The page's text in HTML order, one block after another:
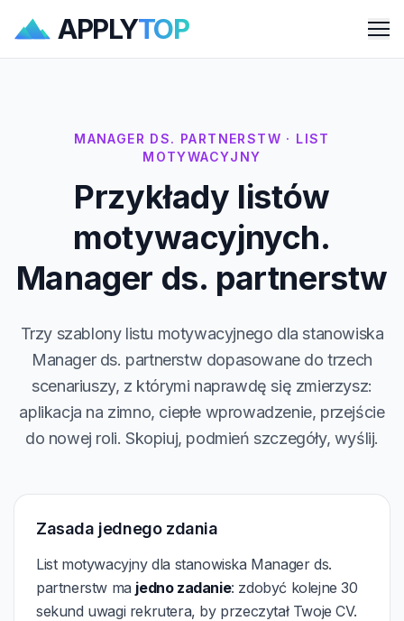
APPLYTOP
MANAGER DS. PARTNERSTW · LIST
MOTYWACYJNY
Przykłady listów
motywacyjnych.
Manager ds. partnerstw
Trzy szablony listu motywacyjnego dla stanowiska
Manager ds. partnerstw dopasowane do trzech
scenariuszy, z którymi naprawdę się zmierzysz:
aplikacja na zimno, ciepłe wprowadzenie, przejście
do nowej roli. Skopiuj, podmień szczegóły, wyślij.
Zasada jednego zdania
List motywacyjny dla stanowiska Manager ds.
partnerstw ma jedno zadanie: zdobyć kolejne 30
sekund uwagi rekrutera, by przeczytał Twoje CV.